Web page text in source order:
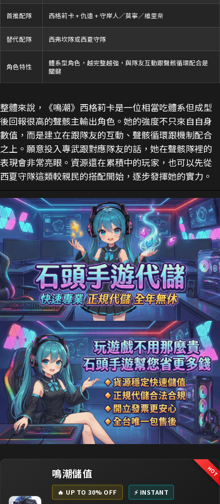
首推配隊 西格莉卡 + 仇遠 + 守岸人／莫寧／維里奈
替代配隊 西弗坎隊或西夏守隊
角色特性
體系型角色，越完整越強，與隊友互動跟聲骸循環配合是
關鍵
整體來說，《鳴潮》西格莉卡是一位相當吃體系但成型
後回報很高的聲骸主輸出角色。她的強度不只來自自身
數值，而是建立在跟隊友的互動、聲骸循環跟機制配合
之上。願意投入專武跟對應隊友的話，她在聲骸隊裡的
表現會非常亮眼。資源還在累積中的玩家，也可以先從
西夏守隊這類較親民的搭配開始，逐步發揮她的實力。
HOT
鳴潮儲值
🔥 UP TO 30% OFF ⚡ INSTANT